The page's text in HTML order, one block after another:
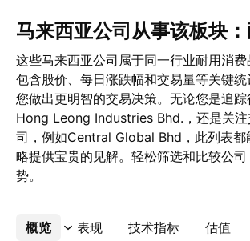
马来西亚公司从事该板块
这些马来西亚公司属于同一行业耐用消
包含股价、每日涨跌幅和交易量等关键
您做出更明智的交易决策。无论您是追
Hong Leong Industries Bhd.，还是关
司，例如Central Global Bhd，此列表都
略提供宝贵的见解。轻松筛选和比较公
势。
概览 表现 技术指标 估值
更多